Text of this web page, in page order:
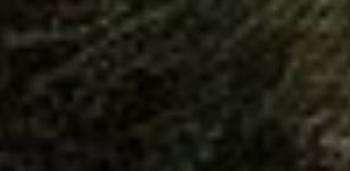
et la réglementation des fosses
septique ?
non collectif utilisé
ménagères, la fosse septique se